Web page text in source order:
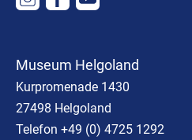
Museum Helgoland
Kurpromenade 1430
27498 Helgoland
Telefon +49 (0) 4725 1292